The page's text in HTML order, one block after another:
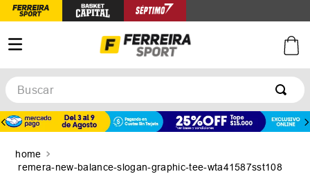
Buscar
remera-new-balance-slogan-graphic-tee-wta41587sst108
TÉRMINOS MÁS BUSCADOS
2.
zapatillas